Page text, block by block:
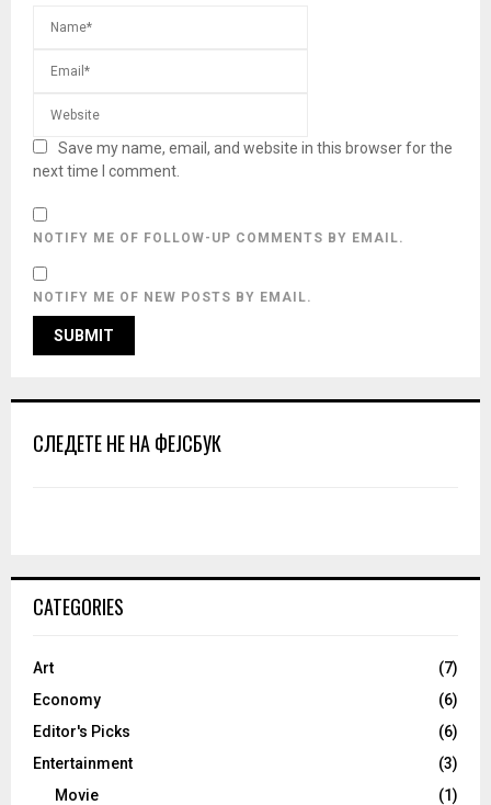
Save my name, email, and website in this browser for the
next time I comment.
NOTIFY ME OF FOLLOW-UP COMMENTS BY EMAIL.
NOTIFY ME OF NEW POSTS BY EMAIL.
СЛЕДЕТЕ НЕ НА ФЕЈСБУК
CATEGORIES
Art
(7)
Economy
(6)
Editor's Picks
(6)
Entertainment
(3)
Movie
(1)